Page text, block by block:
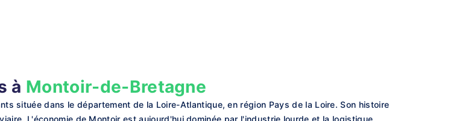
à Montoir-de-Bretagne
située dans le département de la Loire-Atlantique, en région Pays de la Loire. Son histoire
L'économie de Montoir est aujourd'hui dominée par l'industrie lourde et la logistique,